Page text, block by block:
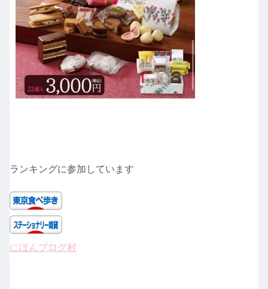
ランキングに参加しています
にほんブログ村